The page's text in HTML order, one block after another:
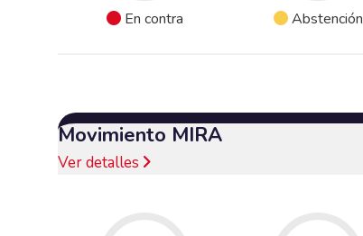
En contra Abstención
Movimiento MIRA
Ver detalles